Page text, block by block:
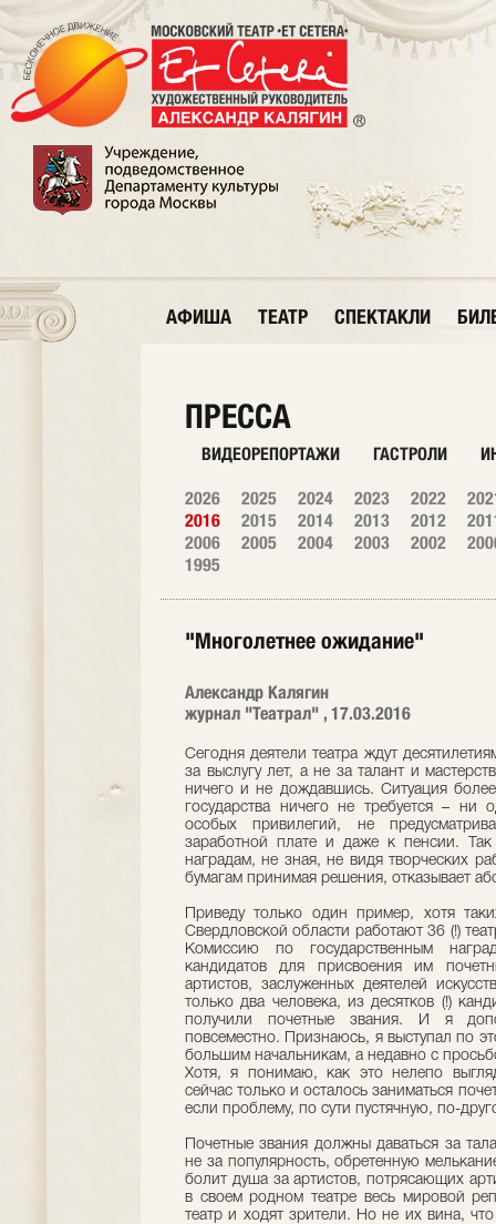
АФИША ТЕАТР СПЕКТАКЛИ
ПРЕССА
ВИДЕОРЕПОРТАЖИ ГАСТРОЛИ
2026 2025 2024 2023 2022
2016
2015 2014 2013 2012
2006
2005 2004 2003 2002
1995
"Многолетнее ожидание"
Александр Калягин
журнал "Театрал" , 17.03.2016
Сегодня деятели театра ждут
за выслугу лет, а не за талант и
ничего и не дождавшись. Ситуация
государства ничего не требуется – ни
особых привилегий, не
заработной плате и даже к пенсии.
наградам, не зная, не видя творческих
бумагам принимая решения, отказывает
Приведу только один пример, хотя
Свердловской области работают 36 (!)
Комиссию по государственным
кандидатов для присвоения им
артистов, заслуженных деятелей
только два человека, из десятков (!)
получили почетные звания. И я
повсеместно. Признаюсь, я выступал по
большим начальникам, а недавно с
Хотя, я понимаю, как это нелепо
сейчас только и осталось заниматься
если проблему, по сути пустячную, по-
Почетные звания должны даваться за
не за популярность, обретенную
болит душа за артистов, потрясающих
в своем родном театре весь мировой
театр и ходят зрители. Но не их вина,